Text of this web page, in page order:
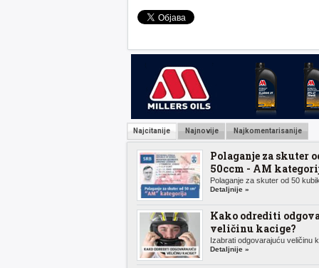
Najcitanije Najnovije Najkomentarisanije
Polaganje za skuter
50ccm - AM
Polaganje za skuter od 50
Detaljnije »
Kako odrediti
veličinu kacige?
Izabrati odgovarajuću veličinu
Detaljnije »